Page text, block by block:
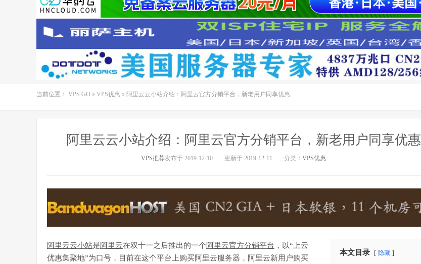
当前位置： VPS GO » VPS优惠 » 阿里云云小站介绍：阿里云官方分销平台，新老用户同享优惠
阿里云云小站介绍：阿里云官方分销平台，新老用户同享优惠
VPS推荐发布于 2019-12-10 更新于 2019-12-11 分类： VPS优惠
本文目录 隐藏
阿里云云小站是阿里云在双十一之后推出的一个阿里云官方分销平台 ，以“上云
优惠集聚地”为口号，目前在这个平台上购买阿里云服务器，阿里云新用户购买